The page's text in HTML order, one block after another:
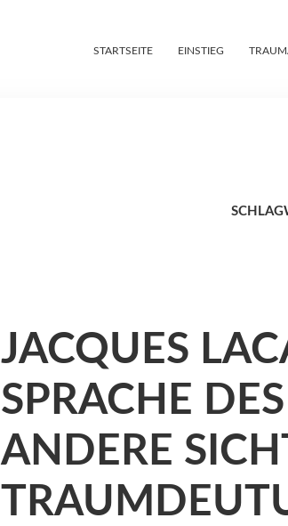
STARTSEITE EINSTIEG
JACQUES
SPRACHE
ANDERE